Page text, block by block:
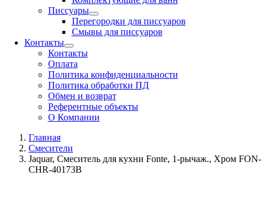
Писсуары
Перегородки для писсуаров
Смывы для писсуаров
Контакты
Контакты
Оплата
Политика конфиденциальности
Политика обработки ПД
Обмен и возврат
Референтные объекты
О Компании
Главная
Смесители
Jaquar, Смеситель для кухни Fonte, 1-рычаж., Хром FON-
CHR-40173B